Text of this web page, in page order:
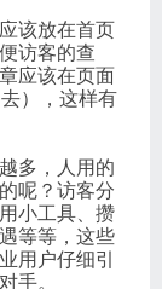
该放在首页
访客的查
应该在页面
），这样有
多，人用的
呢？访客分
小工具、攒
等等，这些
用户仔细引
手。